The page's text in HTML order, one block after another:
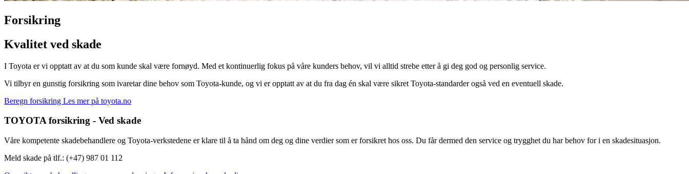
Forsikring
Kvalitet ved skade
I Toyota er vi opptatt av at du som kunde skal være fornøyd. Med et kontinuerlig fokus på våre kunders behov, vil vi alltid strebe etter å gi deg god og personlig service.
Vi tilbyr en gunstig forsikring som ivaretar dine behov som Toyota-kunde, og vi er opptatt av at du fra dag én skal være sikret Toyota-standarder også ved en eventuell skade.
Beregn forsikring Les mer på toyota.no
TOYOTA forsikring - Ved skade
Våre kompetente skadebehandlere og Toyota-verkstedene er klare til å ta hånd om deg og dine verdier som er forsikret hos oss. Du får dermed den service og trygghet du har behov for i en skadesituasjon.
Meld skade på tlf.: (+47) 987 01 112